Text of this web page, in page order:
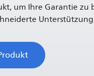
um Ihre Garantie